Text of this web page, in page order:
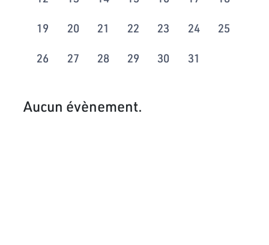
19 20 21 22 23 24 25
26 27 28 29 30 31
Aucun évènement.